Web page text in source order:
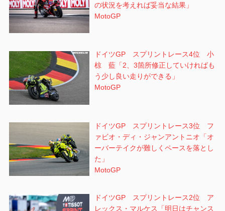
の状況を考えれば妥当な結果」
MotoGP
ドイツGP スプリントレース4位 小
椋 藍「2、3箇所修正していければも
う少し良い走りができる」
MotoGP
ドイツGP スプリントレース3位 フ
ァビオ・ディ・ジャンアントニオ「オ
ーバーテイクが難しくペースを落とし
た」
MotoGP
ドイツGP スプリントレース2位 ア
レックス・マルケス「明日はチャンス